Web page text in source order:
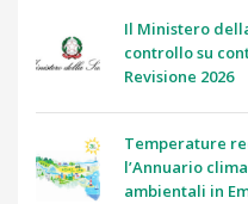
Il Ministero
controllo su
Revisione 2026
Temperature
l’Annuario
ambientali in